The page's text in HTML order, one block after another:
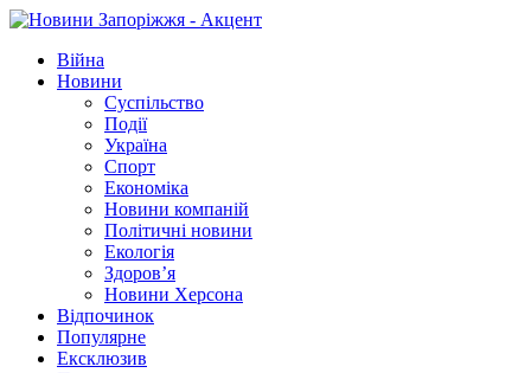
Війна
Новини
Суспільство
Події
Україна
Спорт
Економіка
Новини компаній
Політичні новини
Екологія
Здоров’я
Новини Херсона
Відпочинок
Популярне
Ексклюзив